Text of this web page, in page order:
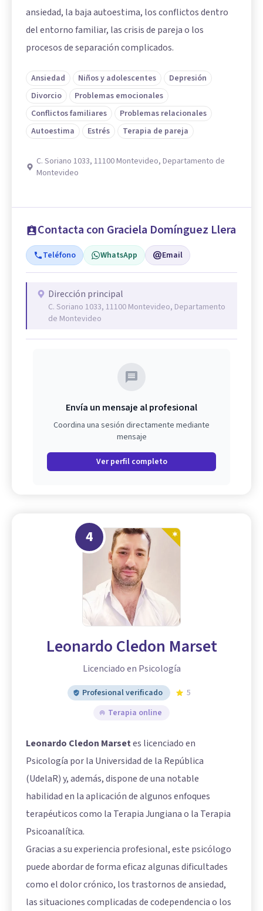
ansiedad, la baja autoestima, los conflictos dentro
del entorno familiar, las crisis de pareja o los
procesos de separación complicados.
Ansiedad Niños y adolescentes
Depresión
Divorcio
Problemas emocionales
Conflictos familiares
Problemas relacionales
Autoestima
Estrés Terapia de pareja
C. Soriano 1033, 11100 Montevideo, Departamento de
Montevideo
Contacta con Graciela Domínguez Llera
Teléfono WhatsApp Email
Dirección principal
C. Soriano 1033, 11100 Montevideo, Departamento
de Montevideo
Envía un mensaje al profesional
Coordina una sesión directamente mediante
mensaje
Ver perfil completo
4
Leonardo Cledon Marset
Licenciado en Psicología
Profesional verificado
5
Terapia online
Leonardo Cledon Marsetes licenciado en
Psicología por la Universidad de la República
(UdelaR) y, además, dispone de una notable
habilidad en la aplicación de algunos enfoques
terapéuticos como la Terapia Jungiana o la Terapia
Psicoanalítica.
Gracias a su experiencia profesional, este psicólogo
puede abordar de forma eficaz algunas dificultades
como el dolor crónico, los trastornos de ansiedad,
las situaciones complicadas de codependencia o los